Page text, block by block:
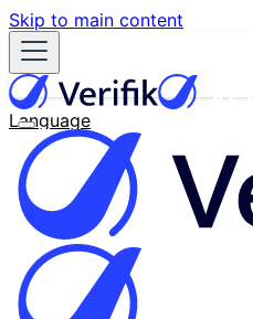
Skip to main content
Language
English
Español
Français
Português
한국어
日本語
中文